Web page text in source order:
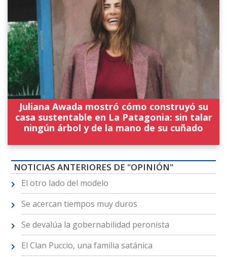
Juliana Awada mostró cómo construyó su
casa sustentable en La Patagonia: sin talar
ningún árbol y de la mano de su cuñado
NOTICIAS ANTERIORES DE "OPINIÓN"
El otro lado del modelo
Se acercan tiempos muy duros
Se devalúa la gobernabilidad peronista
El Clan Puccio, una familia satánica